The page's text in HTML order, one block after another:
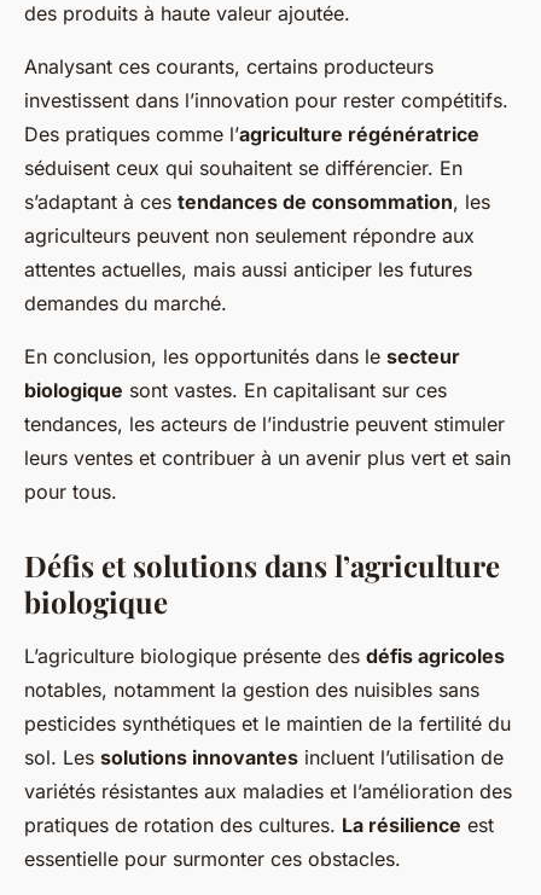
des produits à haute valeur ajoutée.
Analysant ces courants, certains producteurs
investissent dans l’innovation pour rester compétitifs.
Des pratiques comme l’agriculture régénératrice
séduisent ceux qui souhaitent se différencier. En
s’adaptant à ces tendances de consommation, les
agriculteurs peuvent non seulement répondre aux
attentes actuelles, mais aussi anticiper les futures
demandes du marché.
En conclusion, les opportunités dans le secteur
biologique sont vastes. En capitalisant sur ces
tendances, les acteurs de l’industrie peuvent stimuler
leurs ventes et contribuer à un avenir plus vert et sain
pour tous.
Défis et solutions dans l’agriculture
biologique
L’agriculture biologique présente des défis agricoles
notables, notamment la gestion des nuisibles sans
pesticides synthétiques et le maintien de la fertilité du
sol. Les solutions innovantes incluent l’utilisation de
variétés résistantes aux maladies et l’amélioration des
pratiques de rotation des cultures. La résilience est
essentielle pour surmonter ces obstacles.